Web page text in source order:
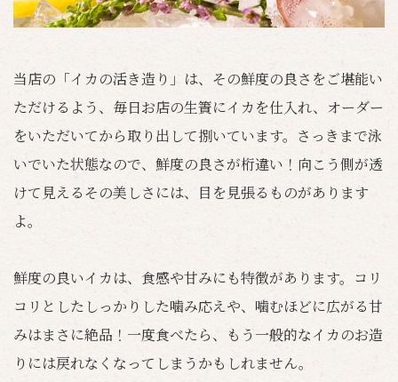
当店の「イカの活き造り」は、その鮮度の良さをご堪能い
ただけるよう、毎日お店の生簀にイカを仕入れ、オーダー
をいただいてから取り出して捌いています。さっきまで泳
いでいた状態なので、鮮度の良さが桁違い！向こう側が透
けて見えるその美しさには、目を見張るものがあります
よ。
鮮度の良いイカは、食感や甘みにも特徴があります。コリ
コリとしたしっかりした噛み応えや、噛むほどに広がる甘
みはまさに絶品！一度食べたら、もう一般的なイカのお造
りには戻れなくなってしまうかもしれません。